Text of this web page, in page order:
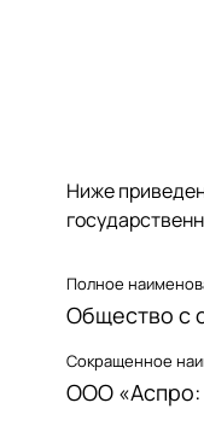
Ниже
Полное
Общество с
Сокращенное
ООО